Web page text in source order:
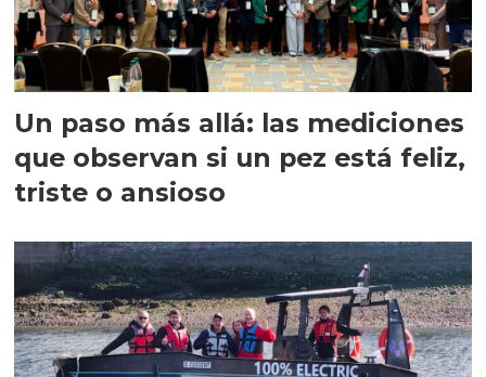
Un paso más allá: las mediciones
que observan si un pez está feliz,
triste o ansioso